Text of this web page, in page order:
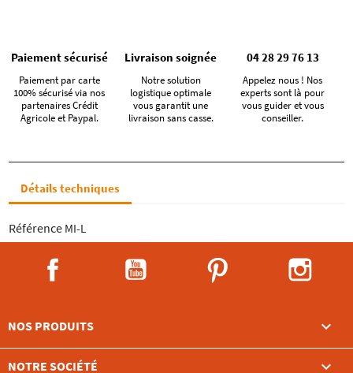
Paiement sécurisé
Paiement par carte
100% sécurisé via nos
partenaires Crédit
Agricole et Paypal.
Livraison soignée
Notre solution
logistique optimale
vous garantit une
livraison sans casse.
04 28 29 76 13
Appelez nous ! Nos
experts sont là pour
vous guider et vous
conseiller.
Détails techniques
Référence MI-L
NOS PRODUITS 
NOTRE SOCIÉTÉ 